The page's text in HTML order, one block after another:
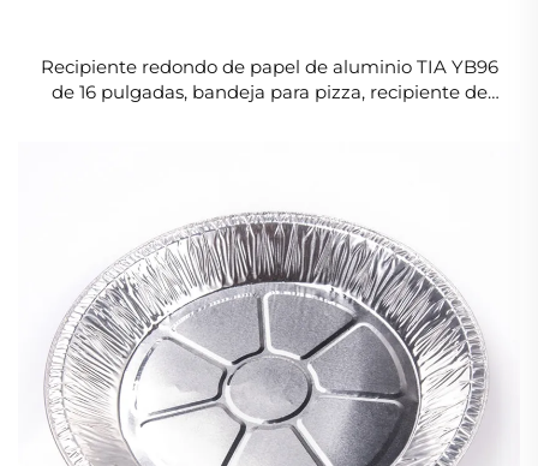
Recipiente redondo de papel de aluminio TIA YB96
de 16 pulgadas, bandeja para pizza, recipiente de